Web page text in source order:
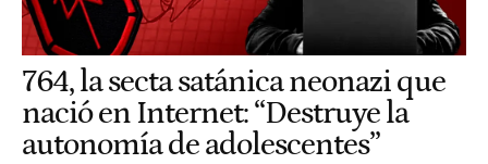
764, la secta satánica neonazi que
nació en Internet: “Destruye la
autonomía de adolescentes”